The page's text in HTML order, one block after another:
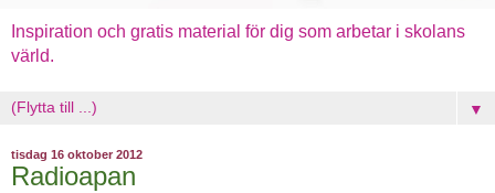
Inspiration och gratis material för dig som arbetar i skolans
värld.
▼
tisdag 16 oktober 2012
Radioapan